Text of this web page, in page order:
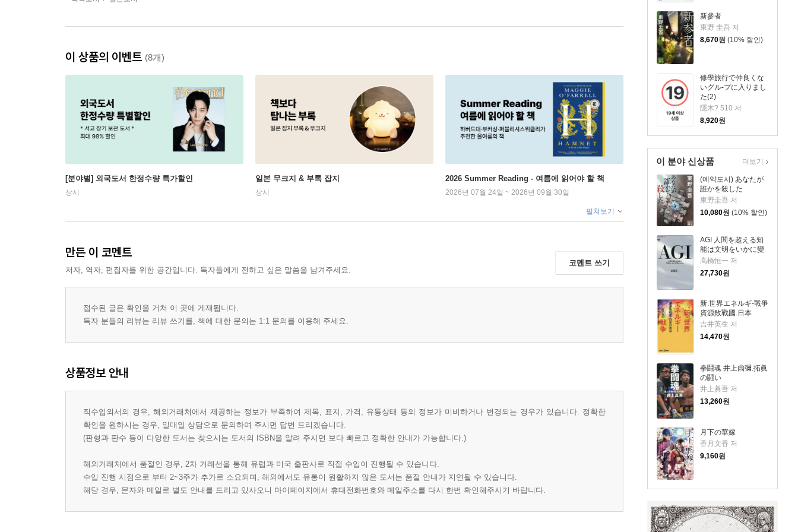
新參者
東野 圭吾 저
8,670원 (10% 할인)
修學旅行で仲良くな
いグル-プに入りまし
た(2)
隱木? 510 저
8,920원
이 분야 신상품
(예약도서) あなたが
誰かを殺した
東野圭吾 저
10,080원 (10% 할인)
AGI 人間を超える知
能は文明をいかに變
高橋恒一 저
27,730원
新.世界エネルギ-戰爭
資源敗戰國.日本
吉井英生 저
14,470원
拳鬪魂 井上尙彌.拓眞
の鬪い
井上眞吾 저
13,260원
月下の華嫁
香月文香 저
9,160원
더보기
이 상품의 이벤트 (8개)
[분야별] 외국도서 한정수량 특가할인
상시
일본 무크지 & 부록 잡지
상시
2026 Summer Reading - 여름에 읽어야 할 책
2026년 07월 24일 ~ 2026년 09월 30일
펼쳐보기
만든 이 코멘트
저자, 역자, 편집자를 위한 공간입니다. 독자들에게 전하고 싶은 말씀을 남겨주세요.
코멘트 쓰기
접수된 글은 확인을 거쳐 이 곳에 게재됩니다.
독자 분들의 리뷰는 리뷰 쓰기를, 책에 대한 문의는 1:1 문의를 이용해 주세요.
상품정보 안내
직수입외서의 경우, 해외거래처에서 제공하는 정보가 부족하여 제목, 표지, 가격, 유통상태 등의 정보가 미비하거나 변경되는 경우가 있습니다. 정확한
확인을 원하시는 경우, 일대일 상담으로 문의하여 주시면 답변 드리겠습니다.
(판형과 판수 등이 다양한 도서는 찾으시는 도서의 ISBN을 알려 주시면 보다 빠르고 정확한 안내가 가능합니다.)
해외거래처에서 품절인 경우, 2차 거래선을 통해 유럽과 미국 출판사로 직접 수입이 진행될 수 있습니다.
수입 진행 시점으로 부터 2~3주가 추가로 소요되며, 해외에서도 유통이 원활하지 않은 도서는 품절 안내가 지연될 수 있습니다.
해당 경우, 문자와 메일로 별도 안내를 드리고 있사오니 마이페이지에서 휴대전화번호와 메일주소를 다시 한번 확인해주시기 바랍니다.